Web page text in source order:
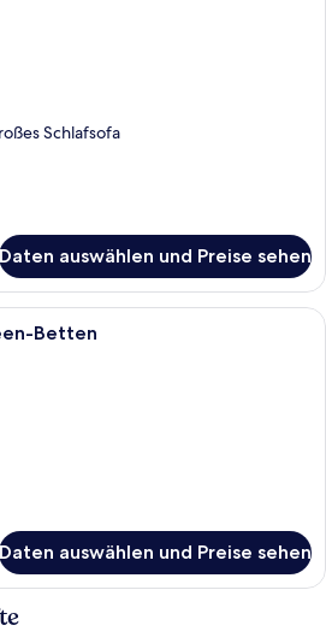
Schlafsofa
Daten auswählen und Preise sehen
Ein Hallenbad mit Steinwand,
Betten
Daten auswählen und Preise sehen